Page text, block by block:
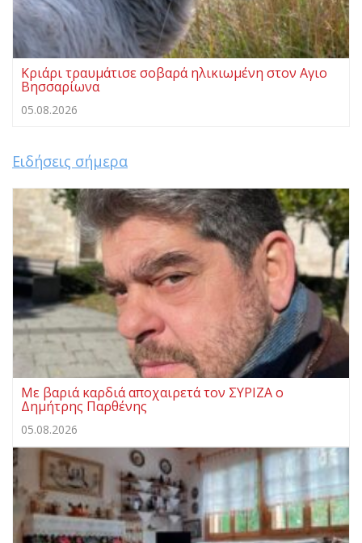
Κριάρι τραυμάτισε σοβαρά ηλικιωμένη στον Αγιο
Βησσαρίωνα
05.08.2026
Ειδήσεις σήμερα
Με βαριά καρδιά αποχαιρετά τον ΣΥΡΙΖΑ ο
Δημήτρης Παρθένης
05.08.2026